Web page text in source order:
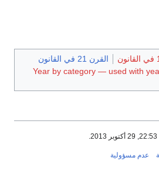
القرن 21 في القانون
Year by category — used with
عدم مسؤولية